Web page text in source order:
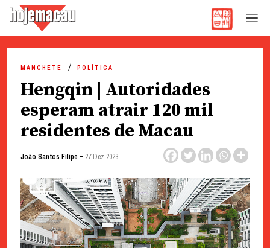
content
MANCHETE POLÍTICA
Hengqin | Autoridades
esperam atrair 120 mil
residentes de Macau
João Santos Filipe - 27 Dez 2023